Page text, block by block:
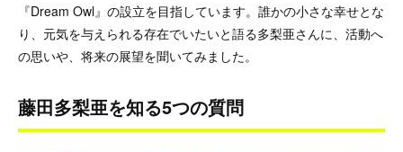
『Dream Owl』の設立を目指しています。誰かの小さな幸せとな
り、元気を与えられる存在でいたいと語る多梨亜さんに、活動へ
の思いや、将来の展望を聞いてみました。
藤田多梨亜を知る5つの質問